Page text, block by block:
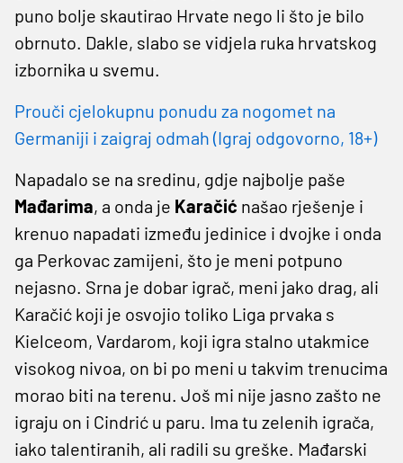
puno bolje skautirao Hrvate nego li što je bilo
obrnuto. Dakle, slabo se vidjela ruka hrvatskog
izbornika u svemu.
Prouči cjelokupnu ponudu za nogomet na
Germaniji i zaigraj odmah (Igraj odgovorno, 18+)
Napadalo se na sredinu, gdje najbolje paše
Mađarima, a onda je Karačić našao rješenje i
krenuo napadati između jedinice i dvojke i onda
ga Perkovac zamijeni, što je meni potpuno
nejasno. Srna je dobar igrač, meni jako drag, ali
Karačić koji je osvojio toliko Liga prvaka s
Kielceom, Vardarom, koji igra stalno utakmice
visokog nivoa, on bi po meni u takvim trenucima
morao biti na terenu. Još mi nije jasno zašto ne
igraju on i Cindrić u paru. Ima tu zelenih igrača,
iako talentiranih, ali radili su greške. Mađarski